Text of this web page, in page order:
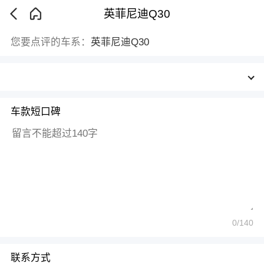
英菲尼迪Q30
您要点评的车系： 英菲尼迪Q30
车款短口碑
0/140
联系方式